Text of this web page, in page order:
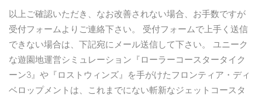
以上ご確認いただき、なお改善されない場合、お手数ですが
受付フォームよりご連絡下さい。 受付フォームで上手く送信
できない場合は、下記宛にメール送信して下さい。 ユニーク
な遊園地運営シミュレーション『ローラーコースタータイク
ーン3』や『ロストウィンズ』を手がけたフロンティア・ディ
ベロップメントは、これまでにない斬新なジェットコースタ